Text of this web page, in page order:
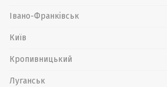
Івано-Франківськ
Київ
Кропивницький
Луганськ